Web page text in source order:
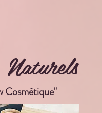
Cosmétique"